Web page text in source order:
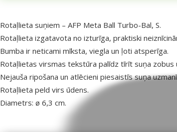
superzoo.product.detail.content
Rotaļlieta suņiem – AFP Meta Ball Turbo-Bal, S.
Rotaļlieta izgatavota no izturīga, praktiski
Bumba ir neticami mīksta, viegla un ļoti atsperīga.
Rotaļlietas virsmas tekstūra palīdz tīrīt suņa zobus
Nejauša ripošana un atlēcieni piesaistīs suņa
Rotaļlieta peld virs ūdens.
Diametrs: ø 6,3 cm.